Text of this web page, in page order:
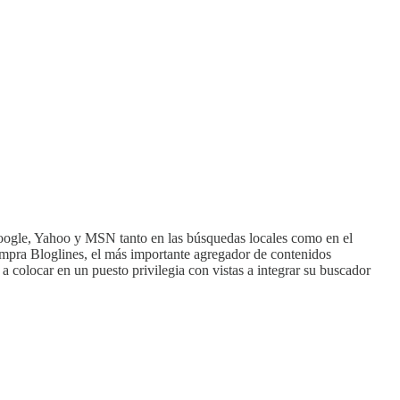
Yahoo y MSN tanto en las búsquedas locales como en el
Bloglines, el más importante agregador de contenidos
colocar en un puesto privilegia con vistas a integrar su buscador